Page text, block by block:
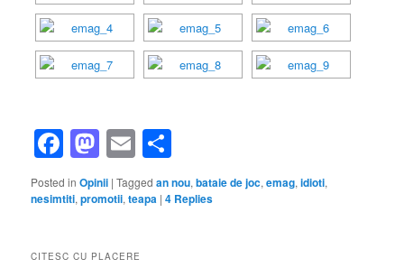
Facebook
Mastodon
Email
Posted in Opinii |Tagged an nou,bataie de joc,emag,idioti,
nesimtiti,promotii,teapa |4 Replies
CITESC CU PLACERE